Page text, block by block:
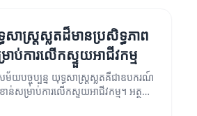
សាស្ត្រស្លតដ៏មានប្រសិទ្ធភាព
ាប់ការលើកស្ទួយអាជីវកម្ម
ម័យបច្ចុប្បន្ន យុទ្ធសាស្ត្រស្លតគឺជាឧបករណ៍
ន់សម្រាប់ការលើកស្ទួយអាជីវកម្ម។ អត្ថបទ